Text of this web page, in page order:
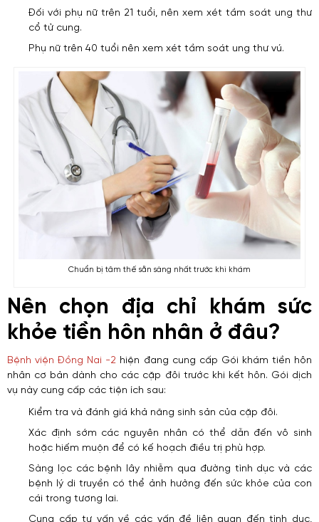
Đối với phụ nữ trên 21 tuổi, nên xem xét tầm soát ung thư
cổ tử cung.
Phụ nữ trên 40 tuổi nên xem xét tầm soát ung thư vú.
Chuẩn bị tâm thế sẵn sàng nhất trước khi khám
Nên chọn địa chỉ khám sức
khỏe tiền hôn nhân ở đâu?
Bệnh viện Đồng Nai -2 hiện đang cung cấp Gói khám tiền hôn
nhân cơ bản dành cho các cặp đôi trước khi kết hôn. Gói dịch
vụ này cung cấp các tiện ích sau:
Kiểm tra và đánh giá khả năng sinh sản của cặp đôi.
Xác định sớm các nguyên nhân có thể dẫn đến vô sinh
hoặc hiếm muộn để có kế hoạch điều trị phù hợp.
Sàng lọc các bệnh lây nhiễm qua đường tình dục và các
bệnh lý di truyền có thể ảnh hưởng đến sức khỏe của con
cái trong tương lai.
Cung cấp tư vấn về các vấn đề liên quan đến tình dục,